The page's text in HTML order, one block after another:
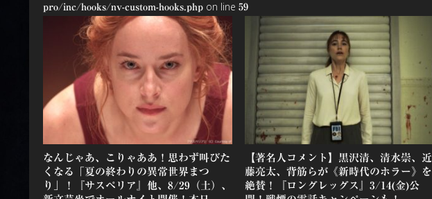
ゲ
ョ
ン
pro/inc/hooks/nv-custom-hooks.php on line 59
なんじゃあ、こりゃああ！思わず叫びた
くなる「夏の終わりの異常世界まつ
り」！『サスペリア』他、8/29（土）、
【著名人コメント】黒沢清、清水崇、近
藤亮太、背筋らが《新時代のホラー》を
絶賛！『ロングレッグス』3/14(金)公